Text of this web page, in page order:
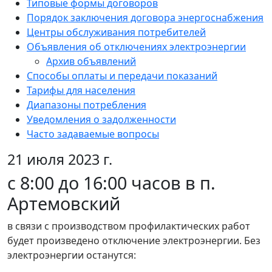
Типовые формы договоров
Порядок заключения договора энергоснабжения
Центры обслуживания потребителей
Объявления об отключениях электроэнергии
Архив объявлений
Способы оплаты и передачи показаний
Тарифы для населения
Диапазоны потребления
Уведомления о задолженности
Часто задаваемые вопросы
21 июля 2023 г.
с 8:00 до 16:00 часов в п.
Артемовский
в связи с производством профилактических работ
будет произведено отключение электроэнергии. Без
электроэнергии останутся: